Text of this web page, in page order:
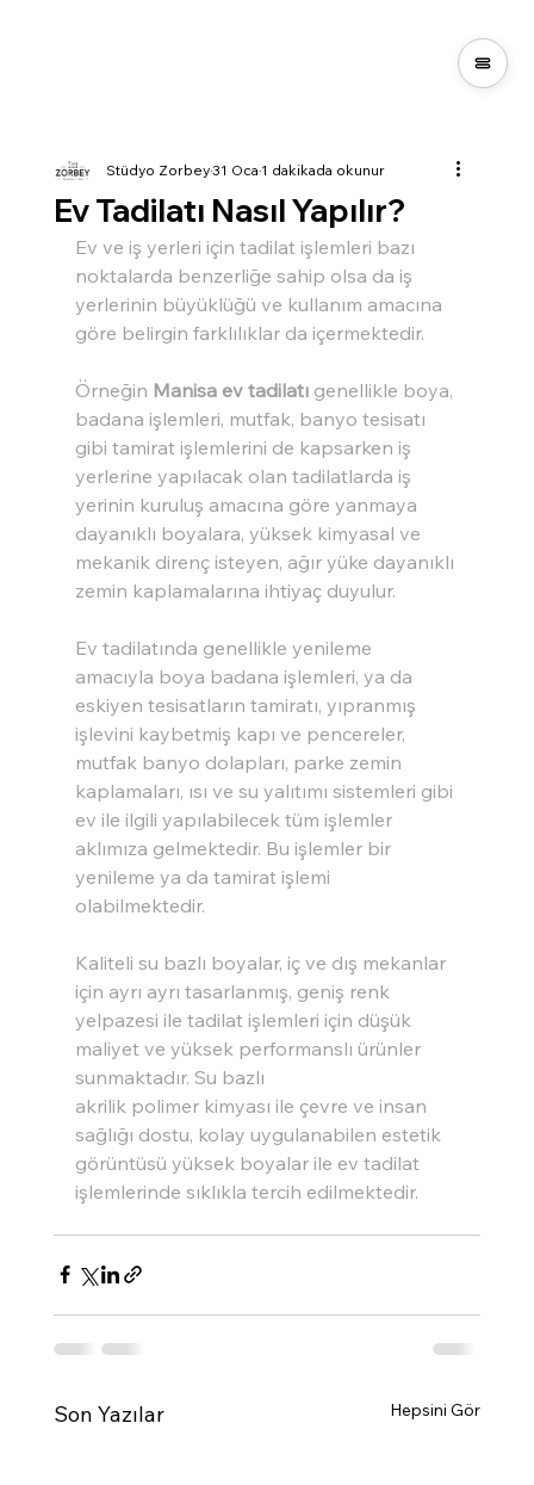
Ev Tadilatı Nasıl Yapılır?
Stüdyo Zorbey31 Oca1 dakikada okunur
Ev ve iş yerleri için tadilat işlemleri bazı
noktalarda benzerliğe sahip olsa da iş
yerlerinin büyüklüğü ve kullanım amacına
göre belirgin farklılıklar da içermektedir.
Örneğin Manisa ev tadilatı genellikle boya,
badana işlemleri, mutfak, banyo tesisatı
gibi tamirat işlemlerini de kapsarken iş
yerlerine yapılacak olan tadilatlarda iş
yerinin kuruluş amacına göre yanmaya
dayanıklı boyalara, yüksek kimyasal ve
mekanik direnç isteyen, ağır yüke dayanıklı
zemin kaplamalarına ihtiyaç duyulur.
Ev tadilatında genellikle yenileme
amacıyla boya badana işlemleri, ya da
eskiyen tesisatların tamiratı, yıpranmış
işlevini kaybetmiş kapı ve pencereler,
mutfak banyo dolapları, parke zemin
kaplamaları, ısı ve su yalıtımı sistemleri gibi
ev ile ilgili yapılabilecek tüm işlemler
aklımıza gelmektedir. Bu işlemler bir
yenileme ya da tamirat işlemi
olabilmektedir.
Kaliteli su bazlı boyalar, iç ve dış mekanlar
için ayrı ayrı tasarlanmış, geniş renk
yelpazesi ile tadilat işlemleri için düşük
maliyet ve yüksek performanslı ürünler
sunmaktadır. Su bazlı
akrilik polimer kimyası ile çevre ve insan
sağlığı dostu, kolay uygulanabilen estetik
görüntüsü yüksek boyalar ile ev tadilat
işlemlerinde sıklıkla tercih edilmektedir.
Son Yazılar Hepsini Gör